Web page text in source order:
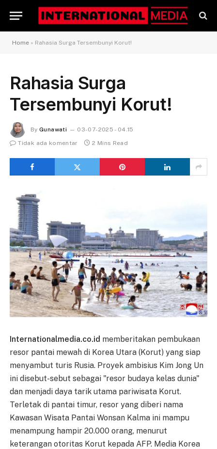
Home » Rahasia Surga Tersembunyi Korut!
Rahasia Surga
Tersembunyi Korut!
By Gunawati
03-07-2025 - 04.15
Tidak ada komentar
2 Mins Read
Internationalmedia.co.id memberitakan pembukaan
resor pantai mewah di Korea Utara (Korut) yang siap
menyambut turis Rusia. Proyek ambisius Kim Jong Un
ini disebut-sebut sebagai "resor budaya kelas dunia"
dan menjadi daya tarik utama pariwisata Korut.
Terletak di pantai timur, resor yang diberi nama
Kawasan Wisata Pantai Wonsan Kalma ini mampu
menampung hampir 20.000 orang, menurut
keterangan otoritas Korut kepada AFP. Media Korea